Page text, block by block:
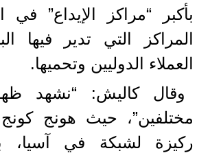
بأكبر “مراكز الإيداع” في
المراكز التي تدير فيها
العملاء الدوليين وتحميها.
وقال كاليش: “نشهد
مختلفين”، حيث هونج
ركيزة لشبكة في آسيا،